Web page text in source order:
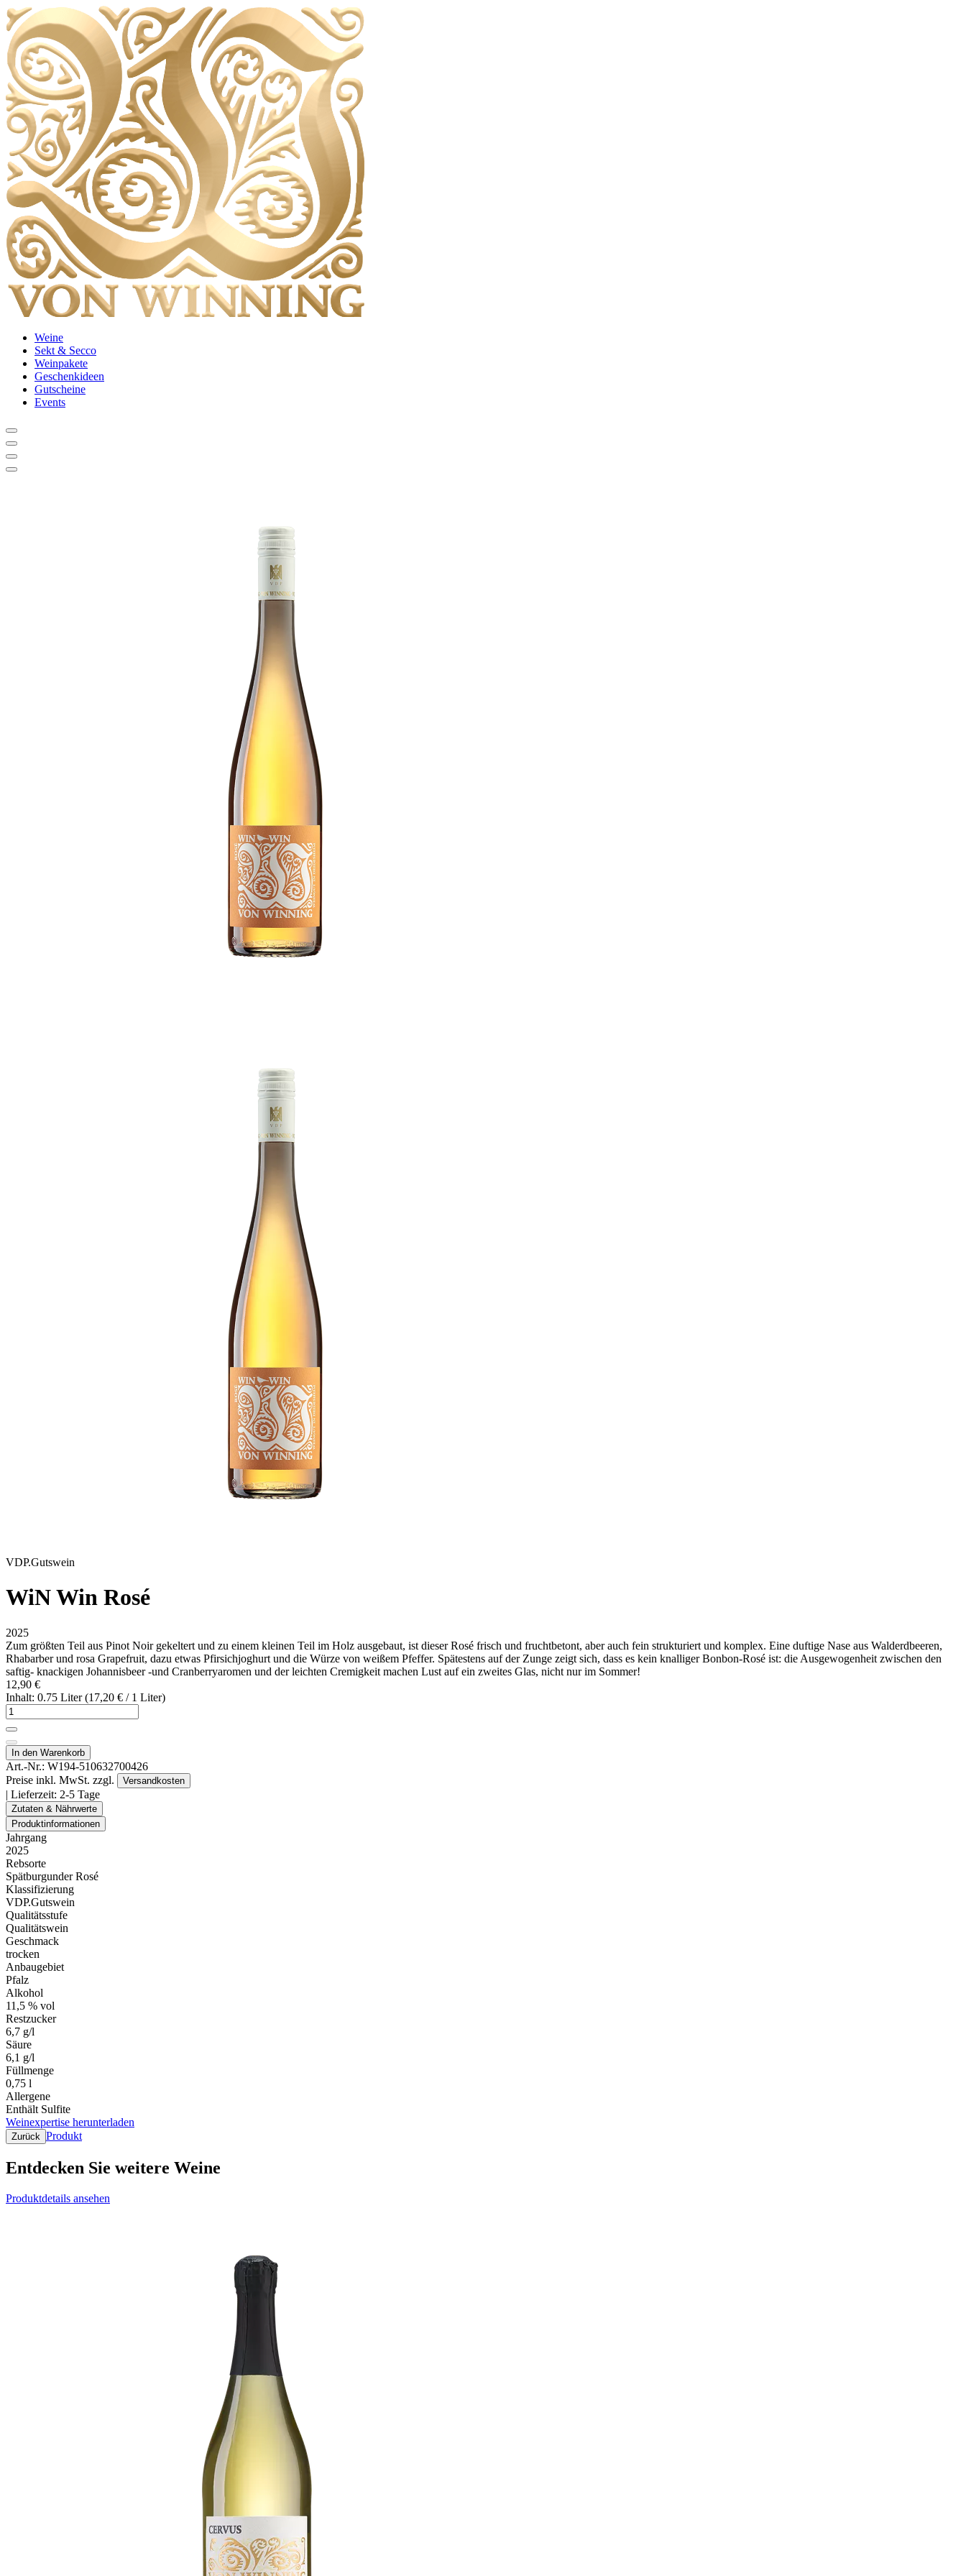
Weine
Sekt & Secco
Weinpakete
Geschenkideen
Gutscheine
Events
VDP.Gutswein
WiN Win Rosé
2025
Zum größten Teil aus Pinot Noir gekeltert und zu einem kleinen Teil im Holz ausgebaut, ist dieser Rosé frisch und fruchtbetont, aber auch fein strukturiert und komplex. Eine duftige Nase aus Walderdbeeren,
Rhabarber und rosa Grapefruit, dazu etwas Pfirsichjoghurt und die Würze von weißem Pfeffer. Spätestens auf der Zunge zeigt sich, dass es kein knalliger Bonbon-Rosé ist: die Ausgewogenheit zwischen den
saftig- knackigen Johannisbeer -und Cranberryaromen und der leichten Cremigkeit machen Lust auf ein zweites Glas, nicht nur im Sommer!
12,90 €
Inhalt: 0.75 Liter (17,20 € / 1 Liter)
In den Warenkorb
Art.-Nr.: W194-510632700426
Preise inkl. MwSt. zzgl.
Versandkosten
| Lieferzeit: 2-5 Tage
Zutaten & Nährwerte
Produktinformationen
Jahrgang
2025
Rebsorte
Spätburgunder Rosé
Klassifizierung
VDP.Gutswein
Qualitätsstufe
Qualitätswein
Geschmack
trocken
Anbaugebiet
Pfalz
Alkohol
11,5 % vol
Restzucker
6,7 g/l
Säure
6,1 g/l
Füllmenge
0,75 l
Allergene
Enthält Sulfite
Weinexpertise herunterladen
Zurück Produkt
Entdecken Sie weitere Weine
Produktdetails ansehen